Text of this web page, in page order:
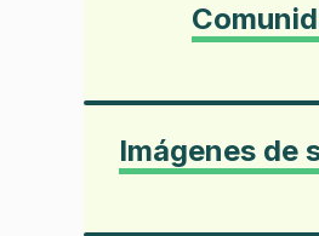
Imágenes de